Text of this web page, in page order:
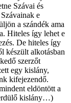
Szávai és
e
a szándék ama
Hiteles így lehet e
De hiteles így
készült alkotásban
szerzőt
egy kislány,
kifejezendő.
eldöntött a
kislány…)